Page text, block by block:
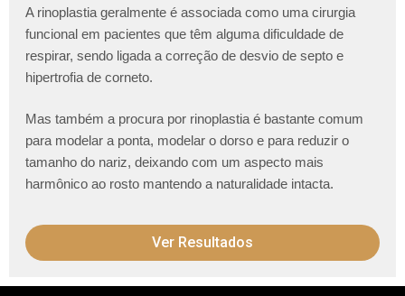
A rinoplastia geralmente é associada como uma cirurgia
funcional em pacientes que têm alguma dificuldade de
respirar, sendo ligada a correção de desvio de septo e
hipertrofia de corneto.
Mas também a procura por rinoplastia é bastante comum
para modelar a ponta, modelar o dorso e para reduzir o
tamanho do nariz, deixando com um aspecto mais
harmônico ao rosto mantendo a naturalidade intacta.
Ver Resultados